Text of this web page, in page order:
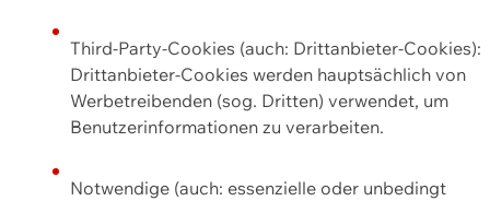
Third-Party-Cookies (auch: Drittanbieter-Cookies):
Drittanbieter-Cookies werden hauptsächlich von
Werbetreibenden (sog. Dritten) verwendet, um
Benutzerinformationen zu verarbeiten.
Notwendige (auch: essenzielle oder unbedingt